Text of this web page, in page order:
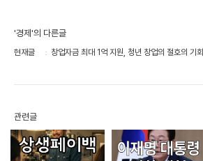
'경제'의 다른글
현재글 창업자금 최대 1억 지원, 청년 창업의 절호의 기회
관련글